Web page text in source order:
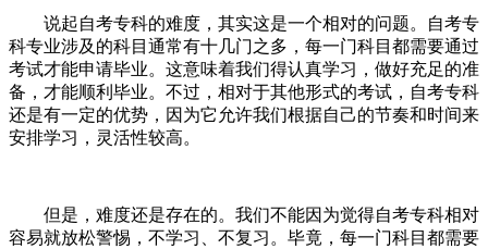
说起自考专科的难度，其实这是一个相对的问题。自考专
科专业涉及的科目通常有十几门之多，每一门科目都需要通过
考试才能申请毕业。这意味着我们得认真学习，做好充足的准
备，才能顺利毕业。不过，相对于其他形式的考试，自考专科
还是有一定的优势，因为它允许我们根据自己的节奏和时间来
安排学习，灵活性较高。
但是，难度还是存在的。我们不能因为觉得自考专科相对
容易就放松警惕，不学习、不复习。毕竟，每一门科目都需要